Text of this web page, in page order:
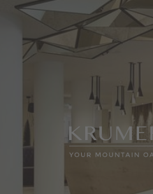
Hotel
Wellness
Camere e offerte
Seefeld in Tirolo